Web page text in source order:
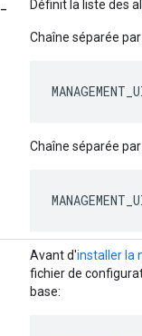
_
Définit la liste des
Chaîne séparée
Chaîne séparée
Avant d'installer la
fichier de
base: